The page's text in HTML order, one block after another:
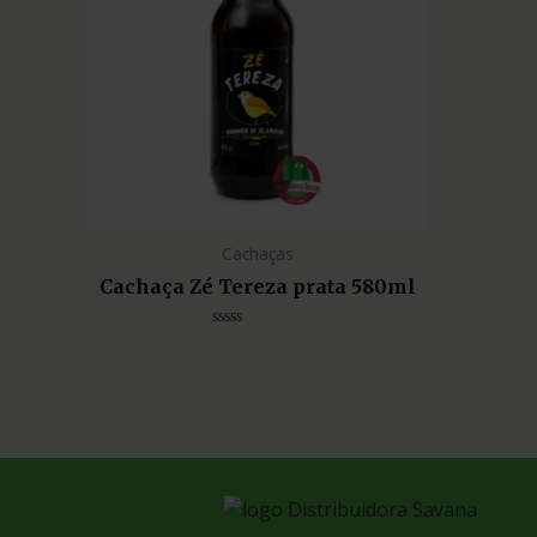
Cachaças
Cachaça Zé Tereza prata 580ml